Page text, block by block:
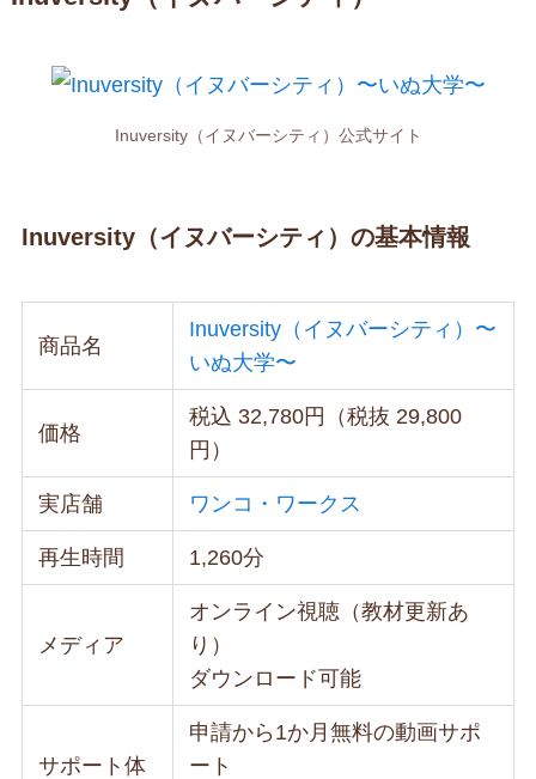
Inuversity（イヌバーシティ）公式サイト
Inuversity（イヌバーシティ）の基本情報
商品名
Inuversity（イヌバーシティ）〜
いぬ大学〜
価格
税込 32,780円（税抜 29,800
円）
実店舗 ワンコ・ワークス
再生時間 1,260分
メディア
オンライン視聴（教材更新あ
り）
ダウンロード可能
サポート体
申請から1か月無料の動画サポ
ート